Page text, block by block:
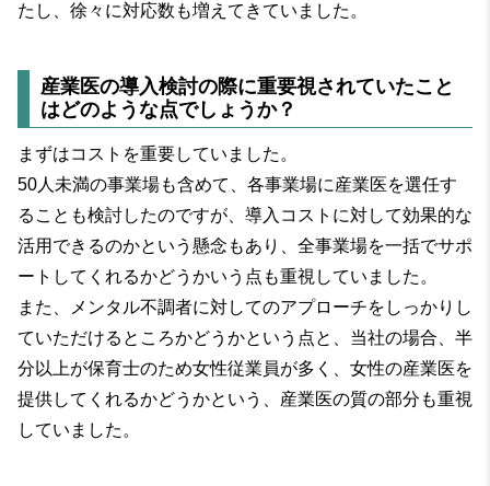
たし、徐々に対応数も増えてきていました。
産業医の導入検討の際に重要視されていたこと
はどのような点でしょうか？
まずはコストを重要していました。
50人未満の事業場も含めて、各事業場に産業医を選任す
ることも検討したのですが、導入コストに対して効果的な
活用できるのかという懸念もあり、全事業場を一括でサポ
ートしてくれるかどうかいう点も重視していました。
また、メンタル不調者に対してのアプローチをしっかりし
ていただけるところかどうかという点と、当社の場合、半
分以上が保育士のため女性従業員が多く、女性の産業医を
提供してくれるかどうかという、産業医の質の部分も重視
していました。